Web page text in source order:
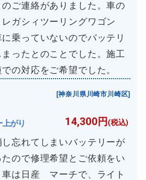
ご連絡がありました。車の
ガシィツーリングワゴン
乗っていないのでバッテリ
ったとのことでした。施工
の対応をご希望でした。
[神奈川県川崎市川崎区]
上がり 14,300円 (税込)
忘れてしまいバッテリーが
たので修理希望とご依頼をい
車は日産 マーチで、ライト